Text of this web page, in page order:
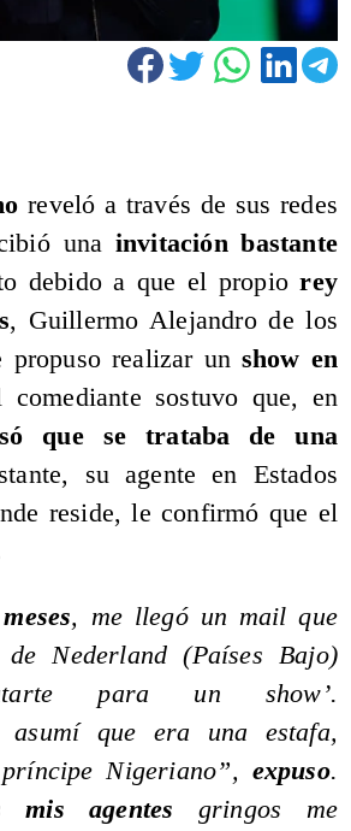
reveló a través de sus redes
una invitación bastante
debido a que el propiorey
, Guillermo Alejandro de los
propuso realizar un show en
sostuvo que, en
que se trataba de una
su agente en Estados
reside, le confirmó que el
, me llegó un mail que
Nederland (Países Bajo)
para un show’.
asumí que era una estafa,
Nigeriano”, expuso.
mis agentes gringos me